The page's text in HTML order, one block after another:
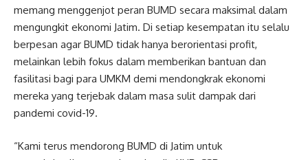
memang menggenjot peran BUMD secara maksimal dalam
mengungkit ekonomi Jatim. Di setiap kesempatan itu selalu
berpesan agar BUMD tidak hanya berorientasi profit,
melainkan lebih fokus dalam memberikan bantuan dan
fasilitasi bagi para UMKM demi mendongkrak ekonomi
mereka yang terjebak dalam masa sulit dampak dari
pandemi covid-19.
“Kami terus mendorong BUMD di Jatim untuk